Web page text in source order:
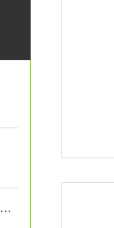
抗干扰自动介损测试仪测量结束后的要求有什么？